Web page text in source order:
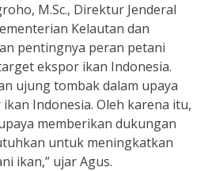
M.Sc., Direktur Jenderal
Kelautan dan
pentingnya peran petani
ekspor ikan Indonesia.
ujung tombak dalam upaya
Indonesia. Oleh karena itu,
memberikan dukungan
untuk meningkatkan
ikan,” ujar Agus.